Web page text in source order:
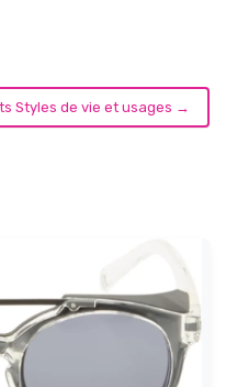
Styles de vie et usages →